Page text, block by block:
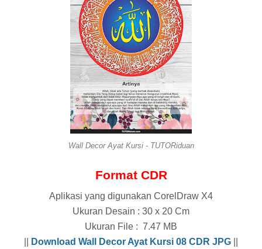
Wall Decor Ayat Kursi - TUTORiduan
Format CDR
Aplikasi yang digunakan CorelDraw X4
Ukuran Desain : 30 x 20 Cm
Ukuran File : 7.47 MB
Download Wall Decor Ayat Kursi 08 CDR JPG